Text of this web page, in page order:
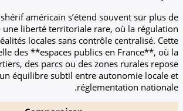
La juridiction d’un shérif américain s’étend
2 500 km² — une liberté territoriale
s’adapte aux réalités locales sans
image rappelle celle des **espaces publics
gestion des quartiers, des parcs ou des
sur un équilibre subtil entre